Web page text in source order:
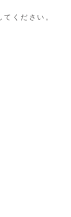
ください。